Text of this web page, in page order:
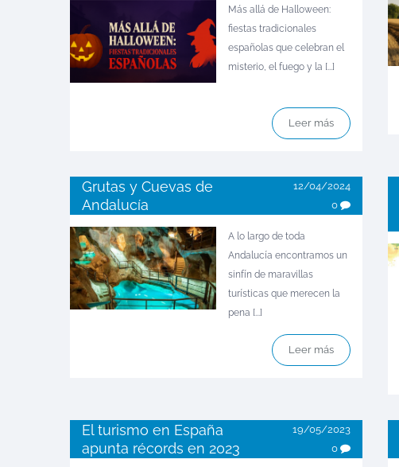
Más allá de Halloween:
fiestas tradicionales
españolas que celebran el
misterio, el fuego y la [...]
Leer más
Grutas y Cuevas de
Andalucía
12/04/2024
0
A lo largo de toda
Andalucía encontramos un
sinfín de maravillas
turísticas que merecen la
pena [...]
Leer más
El turismo en España
apunta récords en 2023
19/05/2023
0